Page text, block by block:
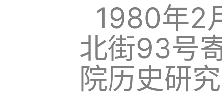
1980年2
北街93号
院历史研